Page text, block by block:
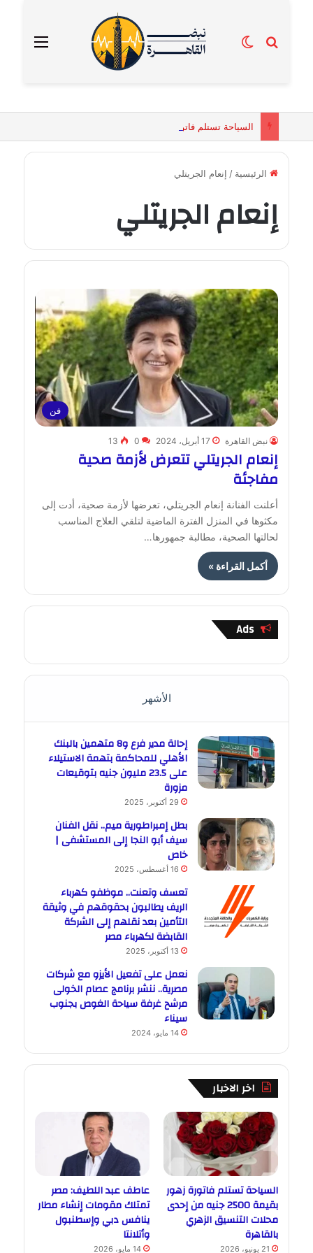
القائمة بحث عنالوضع المظلم
الرئيسية / إنعام الجريتلي
إنعام الجريتلي
فن
نبض القاهرة 17 أبريل، 2024 0
13
إنعام الجريتلي تتعرض لأزمة صحية
مفاجئة
أعلنت الفنانة إنعام الجريتلي، تعرضها لأزمة صحية، أدت إلى
مكثوها في المنزل الفترة الماضية لتلقي العلاج المناسب
لحالتها الصحية، مطالبة جمهورها…
أكمل القراءة »
Ads
الأشهر
إحالة مدير فرع و8 متهمين بالبنك
الأهلي للمحاكمة بتهمة الاستيلاء
على 23.5 مليون جنيه بتوقيعات
مزورة
29 أكتوبر، 2025
بطل إمبراطورية ميم.. نقل الفنان
سيف أبو النجا إلى المستشفى |
خاص
16 أغسطس، 2025
تعسف وتعنت.. موظفو كهرباء
الريف يطالبون بحقوقهم في وثيقة
التأمين بعد نقلهم إلى الشركة
القابضة لكهرباء مصر
13 أكتوبر، 2025
نعمل على تفعيل الأيزو مع شركات
مصرية.. ننشر برنامج عصام الخولى
مرشح غرفة سياحة الغوص بجنوب
سيناء
14 مايو، 2024
اخر الاخبار
السياحة تستلم فاتورة زهور
بقيمة 2500 جنيه من إحدى
محلات التنسيق الزهري
بالقاهرة
21 يونيو، 2026
عاطف عبد اللطيف: مصر
تمتلك مقومات إنشاء مطار
ينافس دبي وإسطنبول
وأتلانتا
14 مايو، 2026